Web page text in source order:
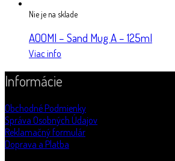
Nie je na sklade
AOOMI – Sand Mug A – 125ml
Viac info
Informácie
Obchodné Podmienky
Správa Osobných Údajov
Reklamačný formulár
Doprava a Platba